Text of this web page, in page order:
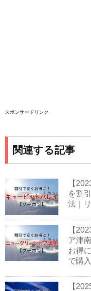
スポンサードリンク
関連する記事
【
を割
法｜
【
ア津
お得
で購入
【